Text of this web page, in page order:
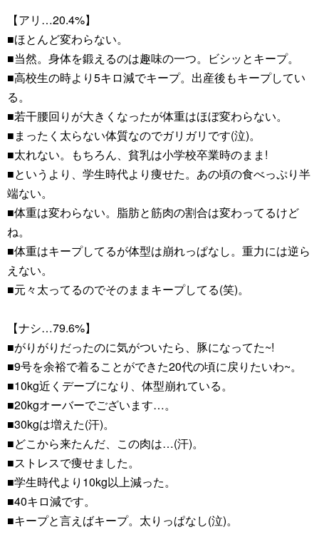
【アリ…20.4%】
■ほとんど変わらない。
■当然。身体を鍛えるのは趣味の一つ。ビシッとキープ。
■高校生の時より5キロ減でキープ。出産後もキープしてい
る。
■若干腰回りが大きくなったが体重はほぼ変わらない。
■まったく太らない体質なのでガリガリです(泣)。
■太れない。もちろん、貧乳は小学校卒業時のまま!
■というより、学生時代より痩せた。あの頃の食べっぷり半
端ない。
■体重は変わらない。脂肪と筋肉の割合は変わってるけど
ね。
■体重はキープしてるが体型は崩れっぱなし。重力には逆ら
えない。
■元々太ってるのでそのままキープしてる(笑)。
【ナシ…79.6%】
■がりがりだったのに気がついたら、豚になってた~!
■9号を余裕で着ることができた20代の頃に戻りたいわ~。
■10kg近くデーブになり、体型崩れている。
■20kgオーバーでございます…。
■30kgは増えた(汗)。
■どこから来たんだ、この肉は…(汗)。
■ストレスで痩せました。
■学生時代より10kg以上減った。
■40キロ減です。
■キープと言えばキープ。太りっぱなし(泣)。